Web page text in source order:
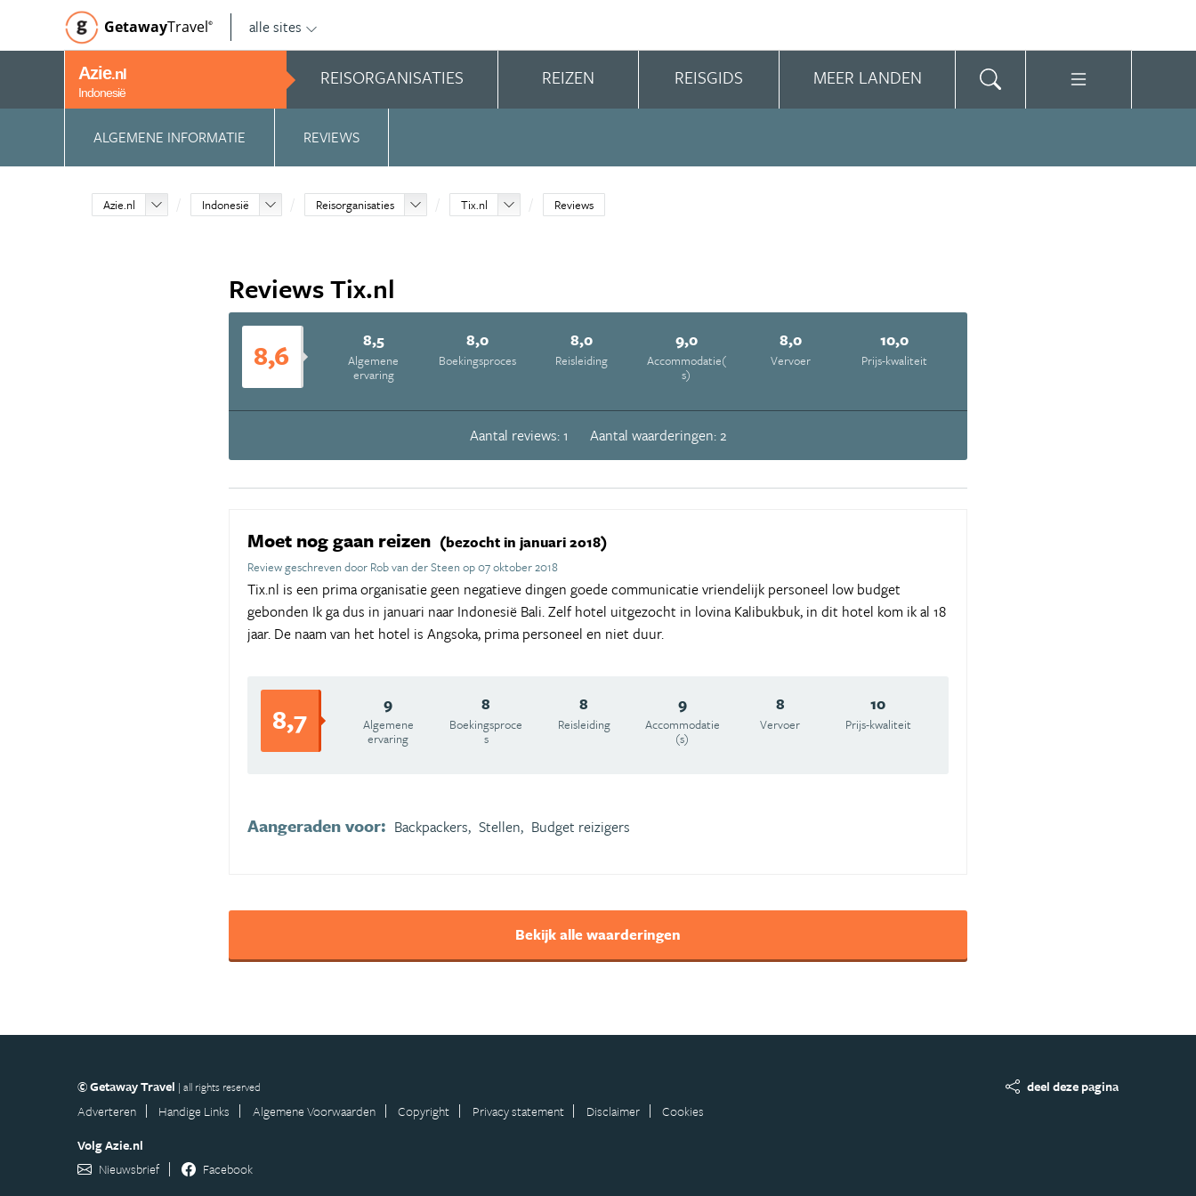
GetawayTravel© alle sites
Azie.nl
Indonesië
REISORGANISATIES REIZEN REISGIDS MEER LANDEN
ALGEMENE INFORMATIE REVIEWS
Azie.nl Indonesië Reisorganisaties Tix.nl Reviews
Reviews Tix.nl
8,6 8,5
Algemene
ervaring
8,0
Boekingsproces
8,0
Reisleiding
9,0
Accommodatie(
s)
8,0
Vervoer
10,0
Prijs-kwaliteit
Aantal reviews: 1 Aantal waarderingen: 2
Moet nog gaan reizen (bezocht in januari 2018)
Review geschreven door Rob van der Steen op 07 oktober 2018
Tix.nl is een prima organisatie geen negatieve dingen goede communicatie vriendelijk personeel low budget
gebonden Ik ga dus in januari naar Indonesië Bali. Zelf hotel uitgezocht in lovina Kalibukbuk, in dit hotel kom ik al 18
jaar. De naam van het hotel is Angsoka, prima personeel en niet duur.
8,7 9
Algemene
ervaring
8
Boekingsproce
s
8
Reisleiding
9
Accommodatie
(s)
8
Vervoer
10
Prijs-kwaliteit
Aangeraden voor: Backpackers, Stellen, Budget reizigers
Bekijk alle waarderingen
deel deze pagina
© Getaway Travel | all rights reserved
Adverteren Handige Links Algemene Voorwaarden Copyright Privacy statement Disclaimer
Cookies
Volg Azie.nl
Nieuwsbrief
Facebook